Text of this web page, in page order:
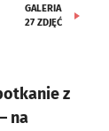
GALERIA
27 ZDJĘĆ
z
na